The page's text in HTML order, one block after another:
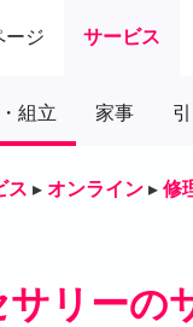
ージ サービス
組立 家事
ス ▸ オンライン ▸ 修
サリーの